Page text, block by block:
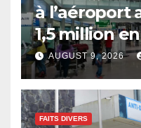
à l’aéroport
1,5 million
AUGUST 9, 2026
FAITS DIVERS